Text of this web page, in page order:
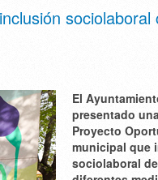
sociolaboral
El
presentado
Proyecto
municipal que
sociolaboral